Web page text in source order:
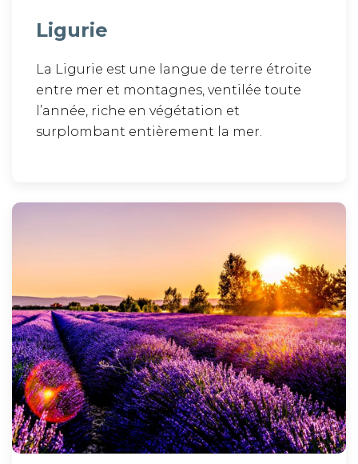
Ligurie
La Ligurie est une langue de terre étroite
entre mer et montagnes, ventilée toute
l’année, riche en végétation et
surplombant entièrement la mer.